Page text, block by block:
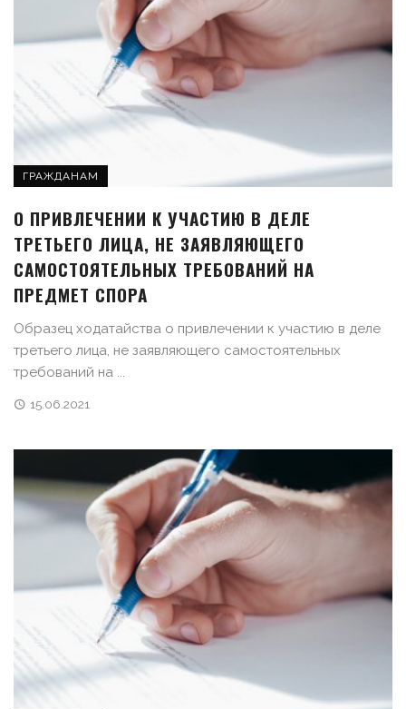
ГРАЖДАНАМ
О ПРИВЛЕЧЕНИИ К УЧАСТИЮ В ДЕЛЕ
ТРЕТЬЕГО ЛИЦА, НЕ ЗАЯВЛЯЮЩЕГО
САМОСТОЯТЕЛЬНЫХ ТРЕБОВАНИЙ НА
ПРЕДМЕТ СПОРА
Образец ходатайства о привлечении к участию в деле
третьего лица, не заявляющего самостоятельных
требований на ...
15.06.2021